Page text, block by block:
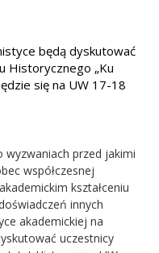
będą dyskutować
Historycznego „Ku
się na UW 17-18
wyzwaniach przed jakimi
współczesnej
kształceniu
innych
akademickiej na
uczestnicy